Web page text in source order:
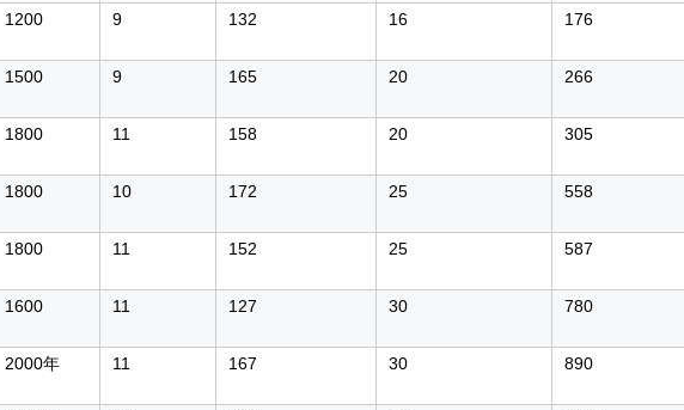
1200 9 132 16 176
1500 9 165 20 266
1800 11 158 20 305
1800 10 172 25 558
1800 11 152 25 587
1600 11 127 30 780
2000年 11 167 30 890